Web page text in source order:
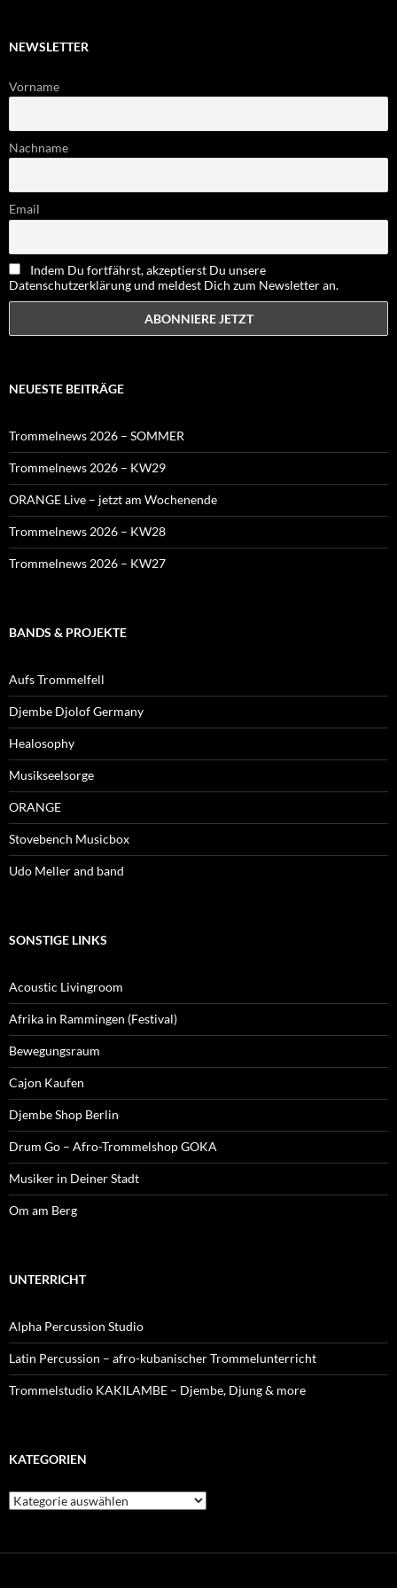
NEWSLETTER
Vorname
Nachname
Email
Indem Du fortfährst, akzeptierst Du unsere
Datenschutzerklärung und meldest Dich zum Newsletter an.
NEUESTE BEITRÄGE
Trommelnews 2026 – SOMMER
Trommelnews 2026 – KW29
ORANGE Live – jetzt am Wochenende
Trommelnews 2026 – KW28
Trommelnews 2026 – KW27
BANDS & PROJEKTE
Aufs Trommelfell
Djembe Djolof Germany
Healosophy
Musikseelsorge
ORANGE
Stovebench Musicbox
Udo Meller and band
SONSTIGE LINKS
Acoustic Livingroom
Afrika in Rammingen (Festival)
Bewegungsraum
Cajon Kaufen
Djembe Shop Berlin
Drum Go – Afro-Trommelshop GOKA
Musiker in Deiner Stadt
Om am Berg
UNTERRICHT
Alpha Percussion Studio
Latin Percussion – afro-kubanischer Trommelunterricht
Trommelstudio KAKILAMBE – Djembe, Djung & more
KATEGORIEN
Kategorien